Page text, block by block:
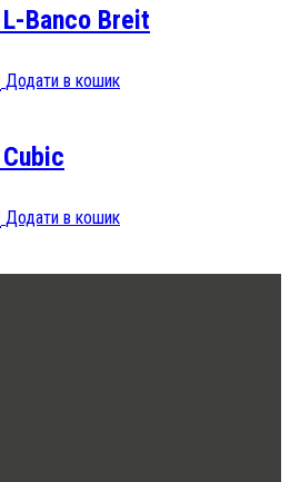
Banco Breit
Додати в кошик
Додати в кошик